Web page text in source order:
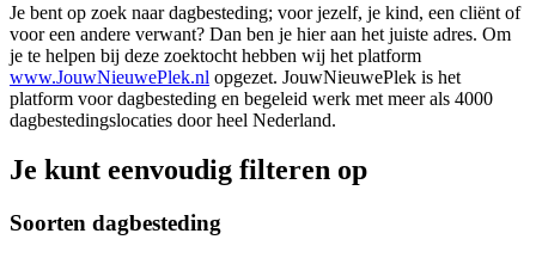
Je bent op zoek naar dagbesteding; voor jezelf, je kind, een cliënt of
voor een andere verwant? Dan ben je hier aan het juiste adres. Om
je te helpen bij deze zoektocht hebben wij het platform
www.JouwNieuwePlek.nl opgezet. JouwNieuwePlek is het
platform voor dagbesteding en begeleid werk met meer als 4000
dagbestedingslocaties door heel Nederland.
Je kunt eenvoudig filteren op
Soorten dagbesteding